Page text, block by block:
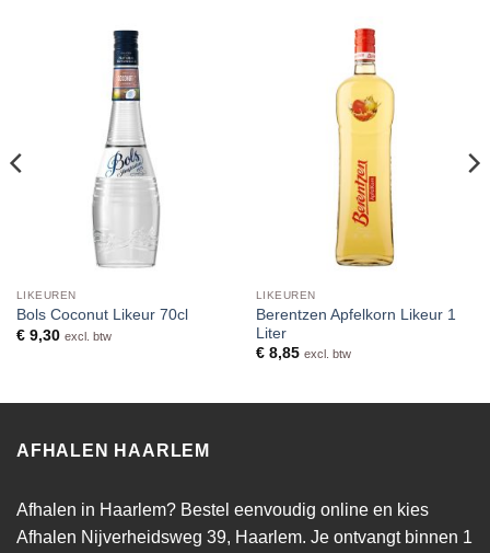
LIKEUREN
Bols Coconut Likeur 70cl
€9,30 excl. btw
LIKEUREN
Berentzen Apfelkorn Likeur 1
Liter
€8,85 excl. btw
AFHALEN HAARLEM
Afhalen in Haarlem? Bestel eenvoudig online en kies
Afhalen Nijverheidsweg 39, Haarlem. Je ontvangt binnen 1